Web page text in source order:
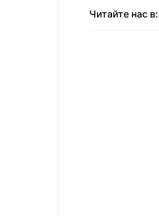
Читайте нас в: